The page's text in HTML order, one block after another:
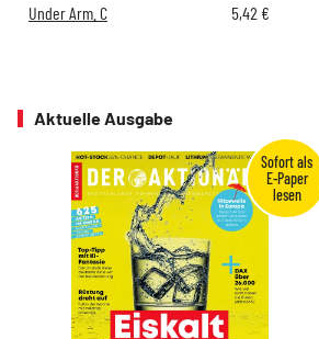
Under Arm. C 5,42 €
Aktuelle Ausgabe